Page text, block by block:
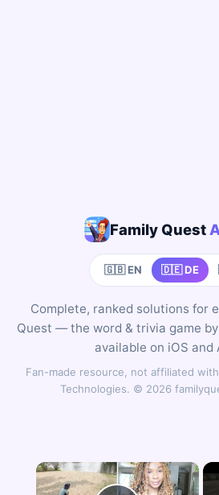
Family Quest
🇬🇧 EN 🇩🇪 DE
Complete, ranked solutions for
Quest — the word & trivia game
available on iOS and
Fan-made resource, not affiliated
Technologies. © 2026
×